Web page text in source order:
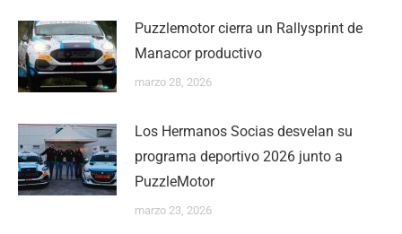
Puzzlemotor cierra un Rallysprint de
Manacor productivo
marzo 28, 2026
Los Hermanos Socias desvelan su
programa deportivo 2026 junto a
PuzzleMotor
marzo 23, 2026